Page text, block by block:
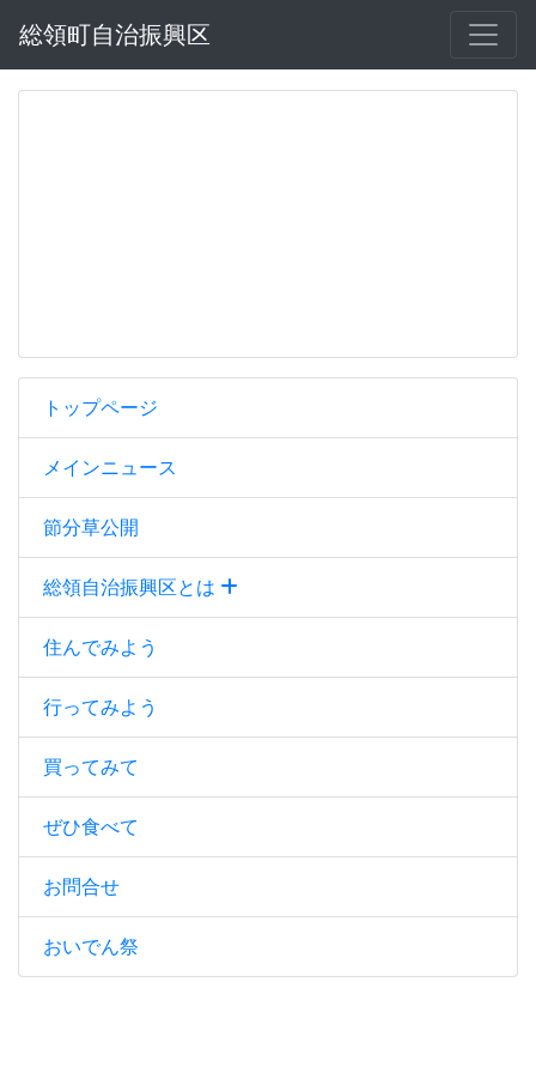
総領町自治振興区
トップページ
メインニュース
節分草公開
総領自治振興区とは
住んでみよう
行ってみよう
買ってみて
ぜひ食べて
お問合せ
おいでん祭